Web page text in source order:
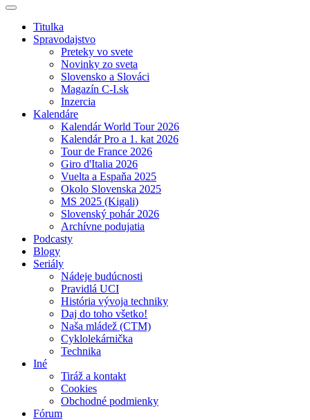
Titulka
Spravodajstvo
Preteky vo svete
Novinky zo sveta
Slovensko a Slováci
Magazín C-I.sk
Inzercia
Kalendáre
Kalendár World Tour 2026
Kalendár Pro a 1. kat 2026
Tour de France 2026
Giro d'Italia 2026
Vuelta a Espaňa 2025
Okolo Slovenska 2025
MS 2025 (Kigali)
Slovenský pohár 2026
Archívne podujatia
Podcasty
Blogy
Seriály
Nádeje budúcnosti
Pravidlá UCI
História vývoja techniky
Daj do toho všetko!
Naša mládež (CTM)
Cyklolekárnička
Technika
Iné
Tiráž a kontakt
Cookies
Obchodné podmienky
Fórum